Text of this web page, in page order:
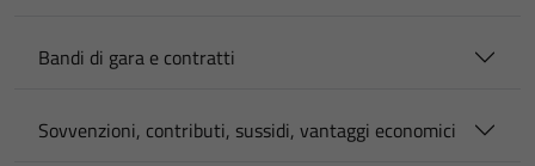
Bandi di gara e contratti
Sovvenzioni, contributi, sussidi, vantaggi economici